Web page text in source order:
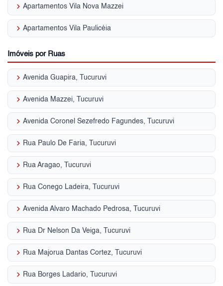
keyboard_arrow_right Apartamentos Vila Nova Mazzei
keyboard_arrow_right Apartamentos Vila Paulicéia
Imóveis por Ruas
keyboard_arrow_right Avenida Guapira, Tucuruvi
keyboard_arrow_right Avenida Mazzei, Tucuruvi
keyboard_arrow_right Avenida Coronel Sezefredo Fagundes, Tucuruvi
keyboard_arrow_right Rua Paulo De Faria, Tucuruvi
keyboard_arrow_right Rua Aragao, Tucuruvi
keyboard_arrow_right Rua Conego Ladeira, Tucuruvi
keyboard_arrow_right Avenida Alvaro Machado Pedrosa, Tucuruvi
keyboard_arrow_right Rua Dr Nelson Da Veiga, Tucuruvi
keyboard_arrow_right Rua Majorua Dantas Cortez, Tucuruvi
keyboard_arrow_right Rua Borges Ladario, Tucuruvi